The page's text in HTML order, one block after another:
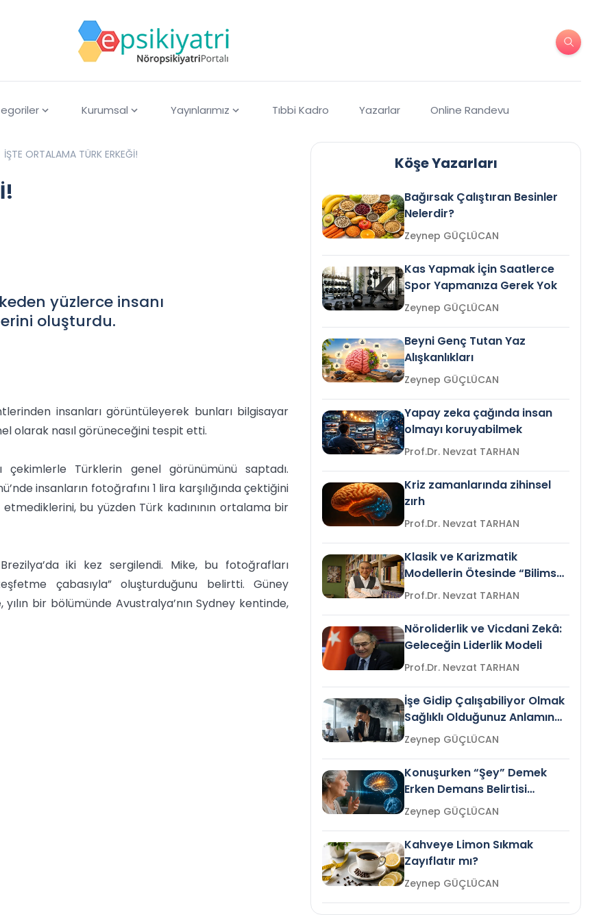
Kurumsal Yayınlarımız Tıbbi Kadro Yazarlar Online Randevu
İŞTE ORTALAMA TÜRK ERKEĞİ!
yüzlerce insanı
oluşturdu.
insanları görüntüleyerek bunları bilgisayar
olarak nasıl görüneceğini tespit etti.
Türklerin genel görünümünü saptadı.
insanların fotoğrafını 1 lira karşılığında çektiğini
bu yüzden Türk kadınının ortalama bir
Brezilya’da iki kez sergilendi. Mike, bu fotoğrafları
çabasıyla” oluşturduğunu belirtti. Güney
bir bölümünde Avustralya’nın Sydney kentinde,
Köşe Yazarları
Bağırsak Çalıştıran Besinler
Nelerdir?
Zeynep GÜÇLÜCAN
Kas Yapmak İçin Saatlerce
Spor Yapmanıza Gerek Yok
Zeynep GÜÇLÜCAN
Beyni Genç Tutan Yaz
Alışkanlıkları
Zeynep GÜÇLÜCAN
Yapay zeka çağında insan
olmayı koruyabilmek
Prof.Dr. Nevzat TARHAN
Kriz zamanlarında zihinsel
zırh
Prof.Dr. Nevzat TARHAN
Klasik ve Karizmatik
Modellerin Ötesinde “Bilimsel
Liderlik”
Prof.Dr. Nevzat TARHAN
Nöroliderlik ve Vicdani Zekâ:
Geleceğin Liderlik Modeli
Prof.Dr. Nevzat TARHAN
İşe Gidip Çalışabiliyor Olmak
Sağlıklı Olduğunuz Anlamına
Gelir mi?Zeynep GÜÇLÜCAN
Konuşurken “Şey” Demek
Erken Demans Belirtisi
Olabilir mi?Zeynep GÜÇLÜCAN
Kahveye Limon Sıkmak
Zayıflatır mı?
Zeynep GÜÇLÜCAN